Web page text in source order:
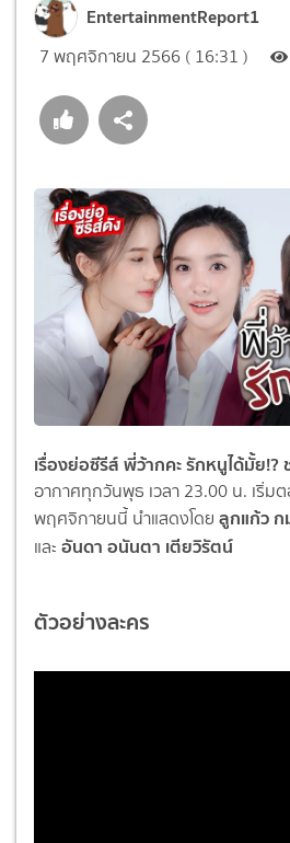
EntertainmentReport1
7 พฤศจิกายน 2566 ( 16:31 )
เรื่องย่อซีรีส์ พี่ว้ากคะ รักหนูได้มั้ย!?
อากาศทุกวันพุธ เวลา 23.00 น. เริ่ม
พฤศจิกายนนี้ นำแสดงโดย ลูกแก้ว
และ อันดา อนันตา เตียวิรัตน์
ตัวอย่างละคร